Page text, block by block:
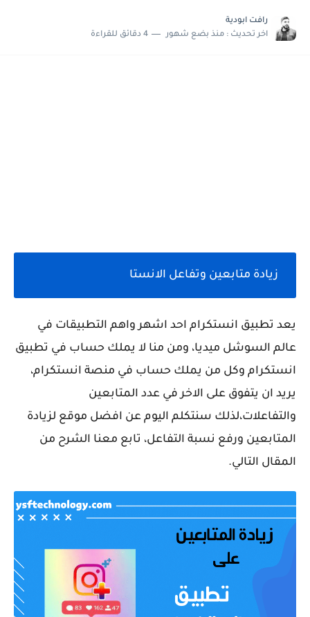
رافت ابودية
اخر تحديث : منذ بضع شهور 4 دقائق للقراءة
زيادة متابعين وتفاعل الانستا
يعد تطبيق انستكرام احد اشهر واهم التطبيقات في
عالم السوشل ميديا، ومن منا لا يملك حساب في تطبيق
انستكرام وكل من يملك حساب في منصة انستكرام،
يريد ان يتفوق على الاخر في عدد المتابعين
والتفاعلات،لذلك سنتكلم اليوم عن افضل موقع لزيادة
المتابعين ورفع نسبة التفاعل، تابع معنا الشرح من
المقال التالي.